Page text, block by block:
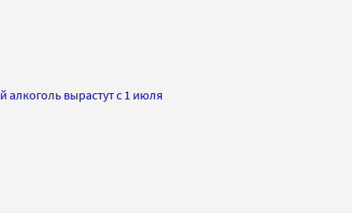
вырастут с 1 июля